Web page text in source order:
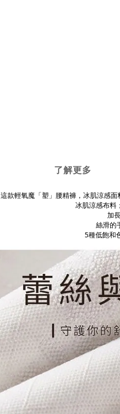
了解更多
這款輕氧魔「塑」腰精褲，冰肌涼感
冰肌涼感布料
加
絲滑的
5種低飽和